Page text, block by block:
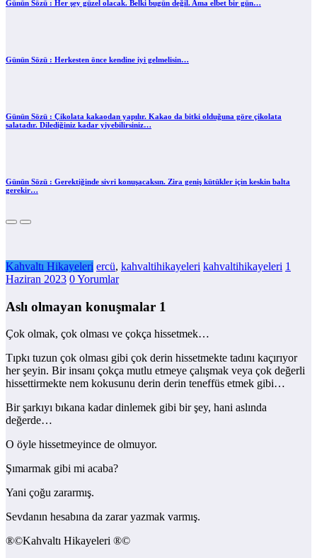
Günün Sözü : Her şey güzel olacak. Belki bugün değil. Ama elbet bir gün…
Günün Sözü : Herkesten önce kendine iyi gelmelisin…
Günün Sözü : Çikolata kakaodan yapılır. Kakao da bitki olduğuna göre çikolata
salatadır. Dilediğiniz kadar yiyebilirsiniz…
Günün Sözü : Gerektiğinde sivri konuşacaksın. Zira geniş kütükler için keskin balta
gerekir…
Kahvaltı Hikayeleri ercü, kahvaltihikayeleri kahvaltihikayeleri 1
Haziran 2023 0 Yorumlar
Aslı olmayan konuşmalar 1
Çok olmak, çok olması ve çokça hissetmek…
Tıpkı tuzun çok olması gibi çok derin hissetmekte tadını kaçırıyor
her şeyin. Bir insanı çokça mutlu etmeye çalışmak veya çok değerli
hissettirmekte nem kokusunu derin derin teneffüs etmek gibi…
Bir şarkıyı bıkana kadar dinlemek gibi bir şey, hani aslında
değerde…
O öyle hissetmeyince de olmuyor.
Şımarmak gibi mi acaba?
Yani çoğu zararmış.
Sevdanın hesabına da zarar yazmak varmış.
®©Kahvaltı Hikayeleri ®©